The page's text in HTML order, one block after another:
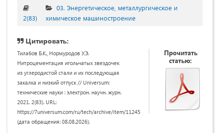
2(83)
03. Энергетическое, металлургическое и
химическое машиностроение
Цитировать:
Тилабов Б.К., Нормуродов У.Э.
Нитроцементация игольчатых звездочек
из углеродистой стали и их последующая
закалка и низкий отпуск // Universum:
технические науки : электрон. научн. журн.
2021. 2(83). URL:
https://7universum.com/ru/tech/archive/item/11245
(дата обращения: 08.08.2026).
Прочитать
статью: